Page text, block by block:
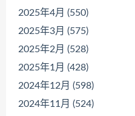
2025年4月 (550)
2025年3月 (575)
2025年2月 (528)
2025年1月 (428)
2024年12月 (598)
2024年11月 (524)